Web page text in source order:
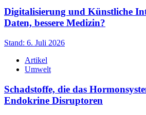
Digitalisierung und Künstliche
Daten, bessere Medizin?
Stand: 6. Juli 2026
Artikel
Umwelt
Schadstoffe, die das
Endokrine Disruptoren